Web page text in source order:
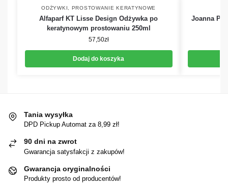
ODŻYWKI PROSTOWANIE KERATYNOWE
Alfaparf KT Lisse Design Odżywka po
keratynowym prostowaniu 250ml
57,50zł
Dodaj do koszyka
Joanna
Tania wysyłka
DPD Pickup Automat za 8,99 zł!
90 dni na zwrot
Gwarancja satysfakcji z zakupów!
Gwarancja oryginalności
Produkty prosto od producentów!